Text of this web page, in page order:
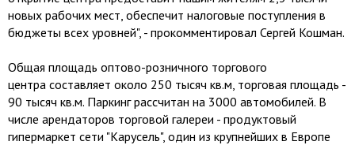
новых рабочих мест, обеспечит налоговые поступления в
бюджеты всех уровней", - прокомментировал Сергей Кошман.
Общая площадь оптово-розничного торгового
центра составляет около 250 тысяч кв.м, торговая площадь -
90 тысяч кв.м. Паркинг рассчитан на 3000 автомобилей. В
числе арендаторов торговой галереи - продуктовый
гипермаркет сети "Карусель", один из крупнейших в Европе